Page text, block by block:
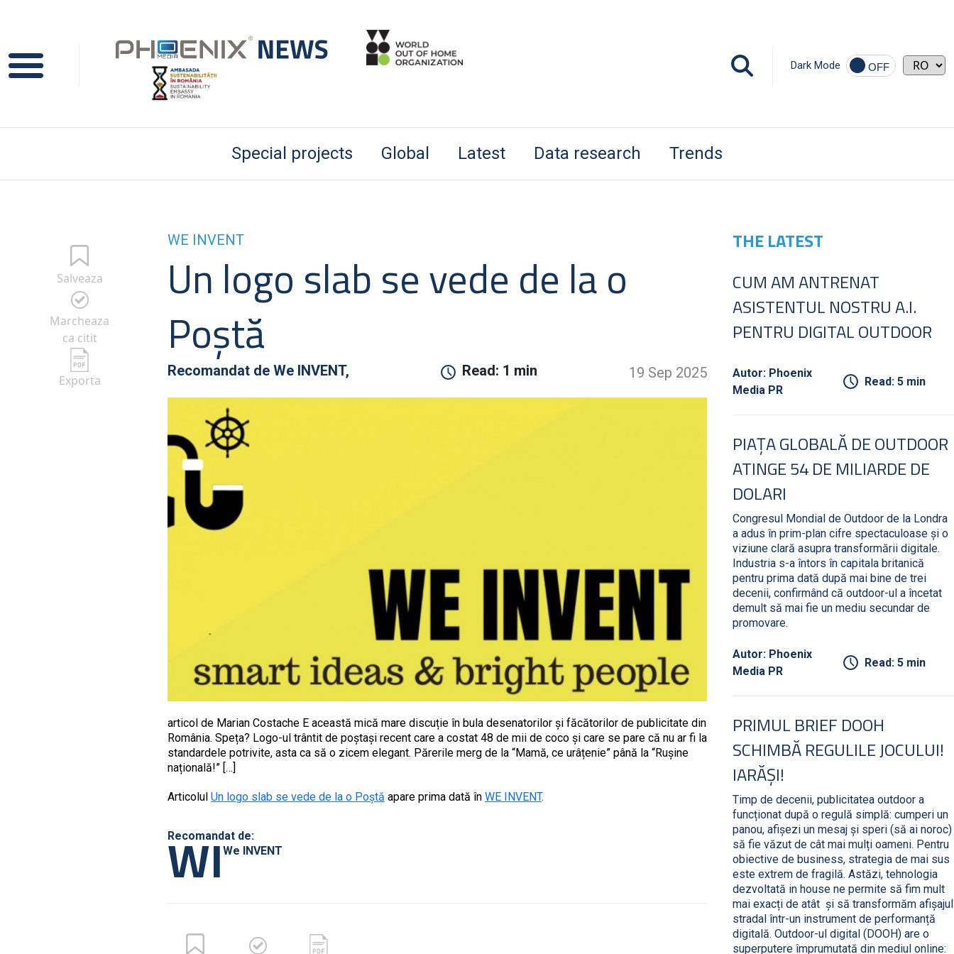
Dark Mode
Special projects Global Latest Data research Trends
Salveaza
Marcheaza
ca citit
Exporta
WE INVENT
Un logo slab se vede de la o
Poștă
Recomandat de We INVENT, Read: 1 min 19 Sep 2025
articol de Marian Costache E această mică mare discuție în bula desenatorilor și făcătorilor de publicitate din
România. Speța? Logo-ul trântit de poștași recent care a costat 48 de mii de coco și care se pare că nu ar fi la
standardele potrivite, asta ca să o zicem elegant. Părerile merg de la “Mamă, ce urâțenie” până la “Rușine
națională!” […]
Articolul Un logo slab se vede de la o Poștă apare prima dată în WE INVENT.
Recomandat de:
WIWe INVENT
THE LATEST
CUM AM ANTRENAT
ASISTENTUL NOSTRU A.I.
PENTRU DIGITAL OUTDOOR
Autor: Phoenix
Media PR
Read: 5 min
PIAȚA GLOBALĂ DE OUTDOOR
ATINGE 54 DE MILIARDE DE
DOLARI
Congresul Mondial de Outdoor de la Londra
a adus în prim-plan cifre spectaculoase și o
viziune clară asupra transformării digitale.
Industria s-a întors în capitala britanică
pentru prima dată după mai bine de trei
decenii, confirmând că outdoor-ul a încetat
demult să mai fie un mediu secundar de
promovare.
Autor: Phoenix
Media PR
Read: 5 min
PRIMUL BRIEF DOOH
SCHIMBĂ REGULILE JOCULUI!
IARĂȘI!
Timp de decenii, publicitatea outdoor a
funcționat după o regulă simplă: cumperi un
panou, afișezi un mesaj și speri (să ai noroc)
să fie văzut de cât mai mulți oameni. Pentru
obiective de business, strategia de mai sus
este extrem de fragilă. Astăzi, tehnologia
dezvoltată in house ne permite să fim mult
mai exacți de atât și să transformăm afișajul
stradal într-un instrument de performanță
digitală. Outdoor-ul digital (DOOH) are o
superputere împrumutată din mediul online: